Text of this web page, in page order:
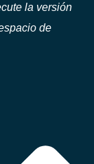
la versión
de